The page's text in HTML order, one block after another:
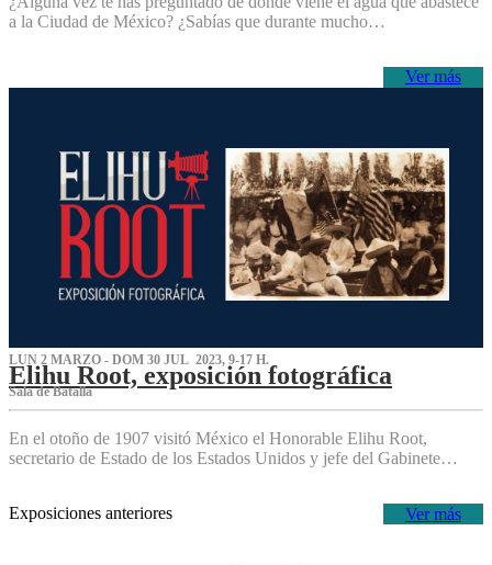
a la Ciudad de México? ¿Sabías que durante mucho…
Ver más
LUN 2 MARZO - DOM 30 JUL 2023, 9-17 H.
Elihu Root, exposición fotográfica
Sala de Batalla
En el otoño de 1907 visitó México el Honorable Elihu Root,
secretario de Estado de los Estados Unidos y jefe del Gabinete…
Ver más
Exposiciones anteriores